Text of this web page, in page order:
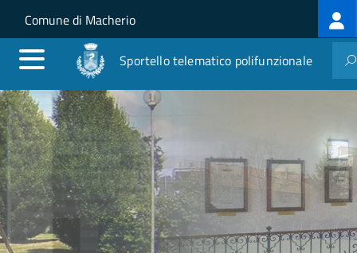
Salta al contenuto principale
Skip to site navigation
Comune di Macherio
Sportello telematico polifunzionale